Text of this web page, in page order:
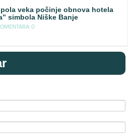
veka počinje obnova hotela
simbola Niške Banje
0